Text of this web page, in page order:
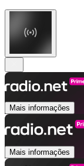
Mais informações
Mais informações